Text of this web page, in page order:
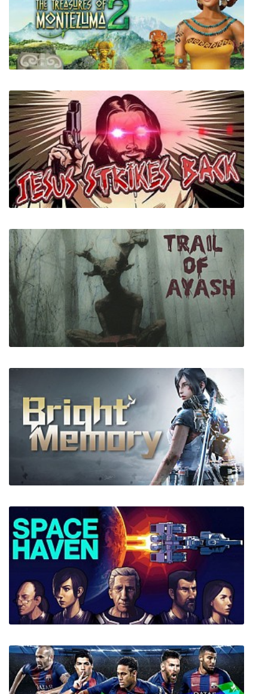
The Treasures of Montezuma 2
Jesus Strikes Back: Judgment Day
(REMASTERED)
Trail of Ayash
Bright Memory